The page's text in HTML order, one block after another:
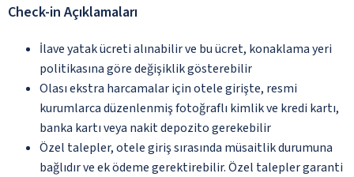
Check-in Açıklamaları
İlave yatak ücreti alınabilir ve bu ücret, konaklama yeri
politikasına göre değişiklik gösterebilir
Olası ekstra harcamalar için otele girişte, resmi
kurumlarca düzenlenmiş fotoğraflı kimlik ve kredi kartı,
banka kartı veya nakit depozito gerekebilir
Özel talepler, otele giriş sırasında müsaitlik durumuna
bağlıdır ve ek ödeme gerektirebilir. Özel talepler garanti